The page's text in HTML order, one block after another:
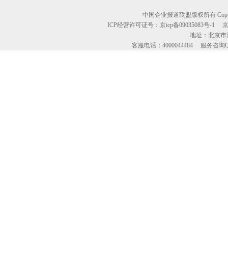
中国企业报道联盟版权所有
ICP经营许可证号：京icp备09035083号-1
地址：北京市
客服电话：4000044484 服务咨询